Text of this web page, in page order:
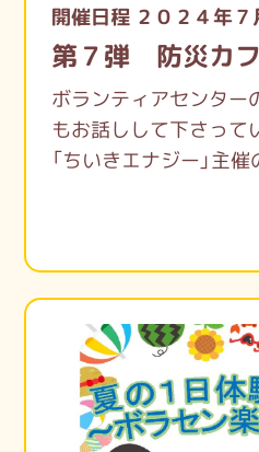
開催日程 ２０２４年７
第７弾 防災カ
ボランティアセンター
もお話しして下さって
「ちいきエナジー」主催
毎月１回、国立市内の
「防災で地域・人とつ
今月は高齢者施設グラ
私たちボランティアセ
の被災者支援のお話を
す。
是非みなさま、お越し